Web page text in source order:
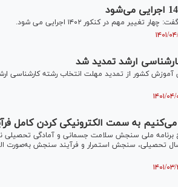
مهم در کنکور ۱۴۰۲ اجرایی می شود.
ارشد تمدید شد
به سمت الکترونیکی کردن کامل
برنامه ملی سنجش سلامت جسمانی و آمادگی
تحصیلی، سنجش استمرار و فرآیند سنجش به‌صورت